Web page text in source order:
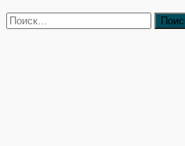
Найти: